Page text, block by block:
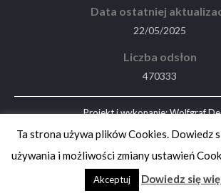
Data ostatniej
22/05/2025
Liczba odsłon
470333
Projekt i wykonanie:Wolfgraf
Ta strona używa plików Cookies. Dowiedz
używania i możliwości zmiany ustawień
Akceptuj Dowiedz się